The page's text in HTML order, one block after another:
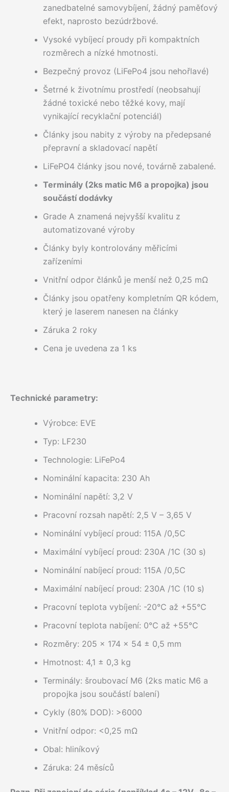
zanedbatelné samovybíjení, žádný paměťový
efekt, naprosto bezúdržbové.
Vysoké vybíjecí proudy při kompaktních
rozměrech a nízké hmotnosti.
Bezpečný provoz (LiFePo4 jsou nehořlavé)
Šetrné k životnímu prostředí (neobsahují
žádné toxické nebo těžké kovy, mají
vynikající recyklační potenciál)
Články jsou nabity z výroby na předepsané
přepravní a skladovací napětí
LiFePO4 články jsou nové, továrně zabalené.
Terminály (2ks matic M6 a propojka) jsou
součástí dodávky
Grade A znamená nejvyšší kvalitu z
automatizované výroby
Články byly kontrolovány měřicími
zařízeními
Vnitřní odpor článků je menší než 0,25 mΩ
Články jsou opatřeny kompletním QR kódem,
který je laserem nanesen na články
Záruka 2 roky
Cena je uvedena za 1 ks
Technické parametry:
Výrobce: EVE
Typ: LF230
Technologie: LiFePo4
Nominální kapacita: 230 Ah
Nominální napětí: 3,2 V
Pracovní rozsah napětí: 2,5 V – 3,65 V
Nominální vybíjecí proud: 115A /0,5C
Maximální vybíjecí proud: 230A /1C (30 s)
Nominální nabíjecí proud: 115A /0,5C
Maximální nabíjecí proud: 230A /1C (10 s)
Pracovní teplota vybíjení: -20°C až +55°C
Pracovní teplota nabíjení: 0°C až +55°C
Rozměry: 205 x 174 x 54 ± 0,5 mm
Hmotnost: 4,1 ± 0,3 kg
Terminály: šroubovací M6 (2ks matic M6 a
propojka jsou součástí balení)
Cykly (80% DOD): >6000
Vnitřní odpor: <0,25 mΩ
Obal: hliníkový
Záruka: 24 měsíců